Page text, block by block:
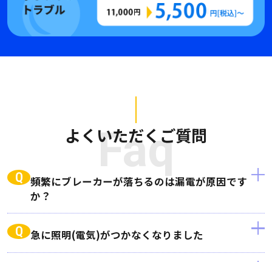
Faq
よくいただくご質問
Q 頻繁にブレーカーが落ちるのは漏電が原因です
か？
Q 急に照明(電気)がつかなくなりました